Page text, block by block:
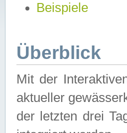
Beispiele
Überblick
Mit der
aktueller
der letzten drei